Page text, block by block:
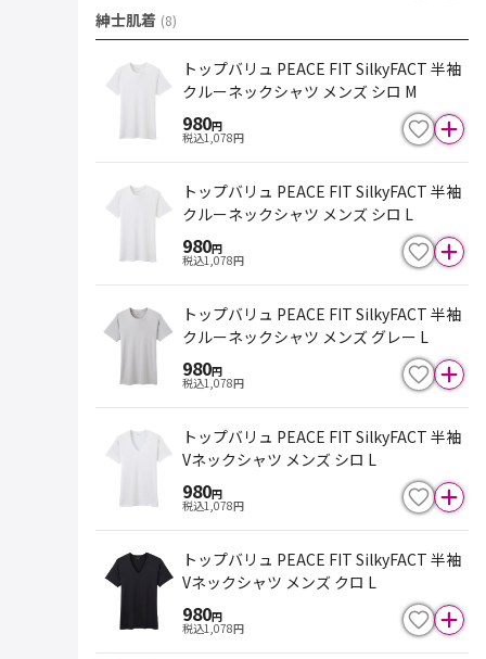
紳士肌着 (8)
トップバリュ PEACE FIT SilkyFACT 半袖
クルーネックシャツ メンズ シロ M
980円
税込1,078円
トップバリュ PEACE FIT SilkyFACT 半袖
クルーネックシャツ メンズ シロ L
980円
税込1,078円
トップバリュ PEACE FIT SilkyFACT 半袖
クルーネックシャツ メンズ グレー L
980円
税込1,078円
トップバリュ PEACE FIT SilkyFACT 半袖
Vネックシャツ メンズ シロ L
980円
税込1,078円
トップバリュ PEACE FIT SilkyFACT 半袖
Vネックシャツ メンズ クロ L
980円
税込1,078円